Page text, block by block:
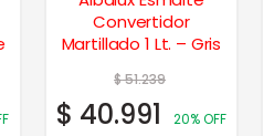
Convertidor
Martillado 1 Lt. – Gris
$51.239
$ 40.991 20% OFF